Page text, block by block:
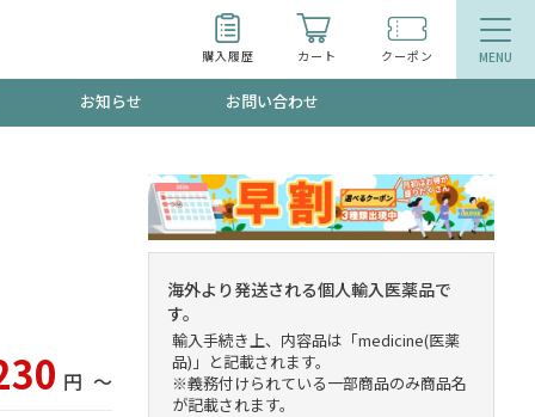
購入履歴 カート クーポン
食品
ールで、夏の頭皮ストレスを完全リセッ
フが贈る音声プログラム
お知らせ お問い合わせ
円 〜
海外より発送される個人輸入医薬品で
す。
輸入手続き上、内容品は「medicine(医薬
品)」と記載されます。
※義務付けられている一部商品のみ商品名
が記載されます。